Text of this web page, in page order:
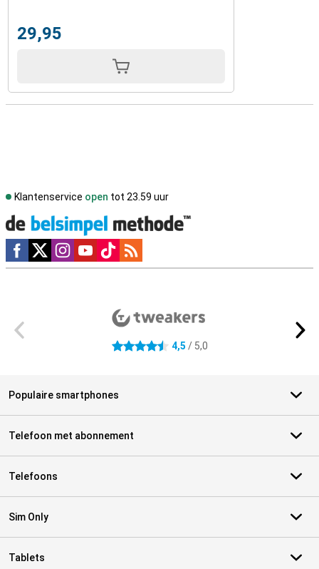
29,95
Klantenservice open tot 23.59 uur
Social media
4.5 sterren 4,5 / 5,0
Populaire smartphones
Telefoon met abonnement
Telefoons
Sim Only
Tablets